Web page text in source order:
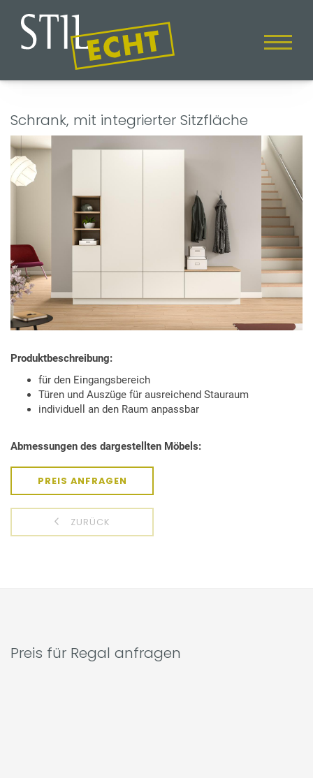
Schrank, mit integrierter Sitzfläche
Produktbeschreibung:
für den Eingangsbereich
Türen und Auszüge für ausreichend Stauraum
individuell an den Raum anpassbar
Abmessungen des dargestellten Möbels:
PREIS ANFRAGEN
ZURÜCK
Preis für Regal anfragen